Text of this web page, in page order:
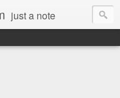
just a note